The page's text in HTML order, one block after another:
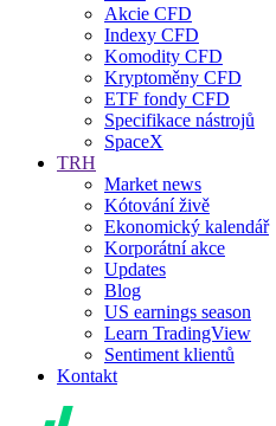
Akcie CFD
Indexy CFD
Komodity CFD
Kryptoměny CFD
ETF fondy CFD
Specifikace nástrojů
SpaceX
TRH
Market news
Kótování živě
Ekonomický kalendář
Korporátní akce
Updates
Blog
US earnings season
Learn TradingView
Sentiment klientů
Kontakt